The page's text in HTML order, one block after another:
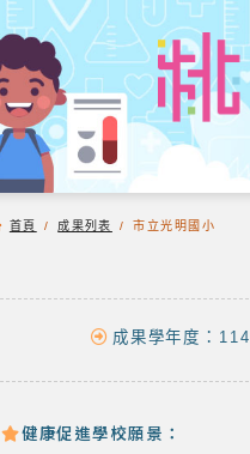
首頁 /成果列表 / 市立光明國小
成果學年度：114
健康促進學校願景：